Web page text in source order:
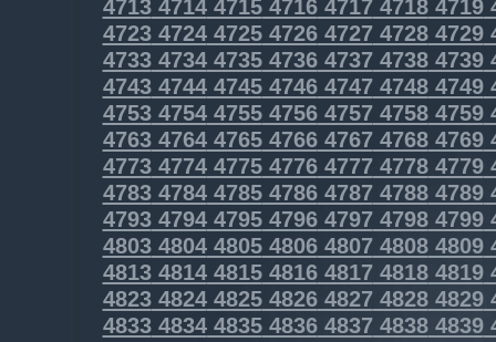
4713471447154716471747184719
4723472447254726472747284729
4733473447354736473747384739
4743474447454746474747484749
4753475447554756475747584759
4763476447654766476747684769
4773477447754776477747784779
4783478447854786478747884789
4793479447954796479747984799
4803480448054806480748084809
4813481448154816481748184819
4823482448254826482748284829
4833483448354836483748384839